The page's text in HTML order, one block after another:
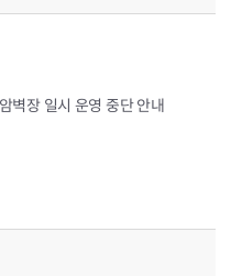
벽장 일시 운영 중단 안내